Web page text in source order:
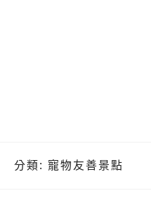
分類: 寵物友善景點